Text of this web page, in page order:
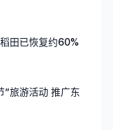
田已恢复约60%
”旅游活动 推广东